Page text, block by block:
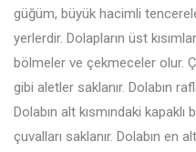
güğüm, büyük hacimli
yerlerdir. Dolapların üst
bölmeler ve çekmeceler olur.
gibi aletler saklanır. Dolabın
Dolabın alt kısmındaki
çuvalları saklanır. Dolabın en